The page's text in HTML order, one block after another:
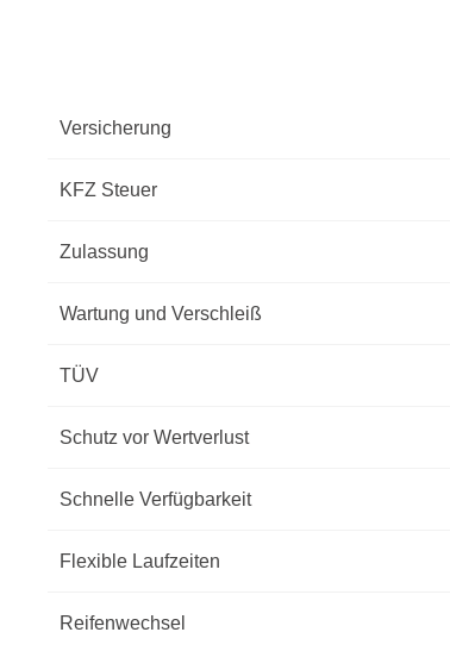
Versicherung
KFZ Steuer
Zulassung
Wartung und Verschleiß
TÜV
Schutz vor Wertverlust
Schnelle Verfügbarkeit
Flexible Laufzeiten
Reifenwechsel